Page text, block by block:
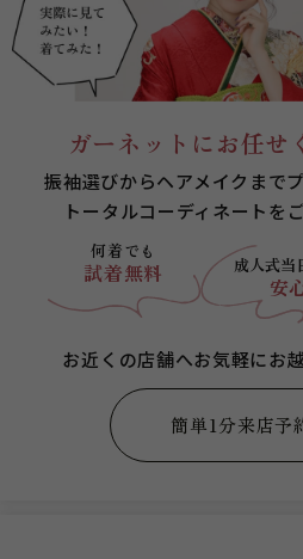
ガーネットにお任せ
振袖選びからヘアメイクまで
トータルコーディネートを
何着でも
試着無料 成人式当
安
お近くの店舗へお気軽にお
簡単1分来店予